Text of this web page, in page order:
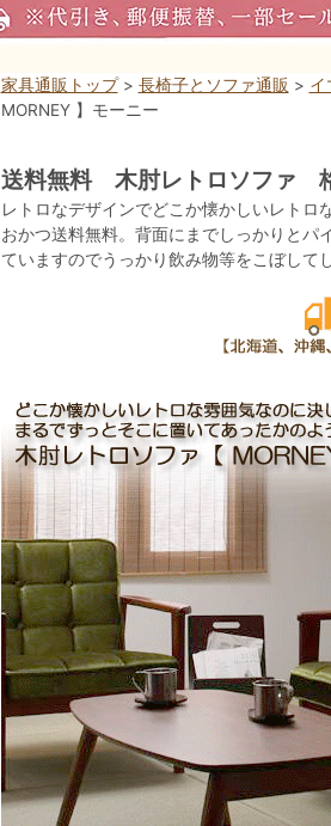
家具通販トップ> 長椅子とソファ通販 > イ
MORNEY 】モーニー
送料無料 木肘レトロソファ
レトロなデザインでどこか懐かしいレトロ
おかつ送料無料。背面にまでしっかりとパ
ていますのでうっかり飲み物等をこぼして